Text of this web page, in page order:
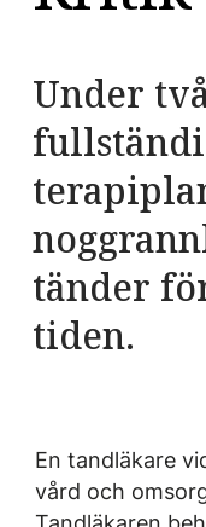
Under
tänder
tiden.
En tandläkare
vård och